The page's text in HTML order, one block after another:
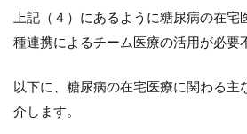
上記（４）にあるように糖尿病の在
種連携によるチーム医療の活用が必要
以下に、糖尿病の在宅医療に関わる主
介します。